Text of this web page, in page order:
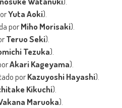
Yuta Aoki).
porMiho Morisaki).
Teruo Seki).
Tezuka).
Akari Kageyama).
porKazuyoshi Hayashi).
Kikuchi).
Maruoka).